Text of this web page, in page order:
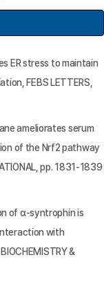
ER stress to maintain
FEBS LETTERS,
ameliorates serum
of the Nrf2 pathway
pp. 1831-1839
of α-syntrophin is
with
&